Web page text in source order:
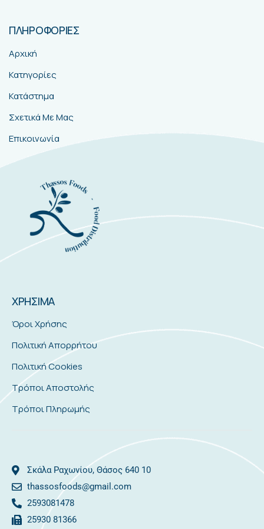
ΠΛΗΡΟΦΟΡΙΕΣ
Αρχική
Κατηγορίες
Κατάστημα
Σχετικά Με Μας
Επικοινωνία
ΧΡΗΣΙΜΑ
Όροι Χρήσης
Πολιτική Απορρήτου
Πολιτική Cookies
Τρόποι Αποστολής
Τρόποι Πληρωμής
Σκάλα Ραχωνίου, Θάσος 640 10
thassosfoods@gmail.com
2593081478
25930 81366